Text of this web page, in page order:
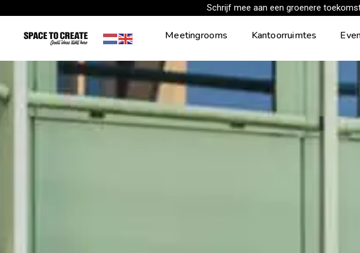
content
Schrijf mee aan een groenere
Meetingrooms Kantoorruimtes